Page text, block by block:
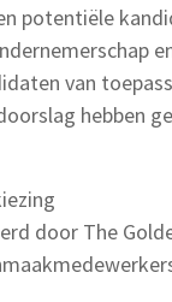
potentiële
van
hebben
door The